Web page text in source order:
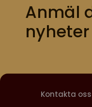
Anmäl
Kontakta oss